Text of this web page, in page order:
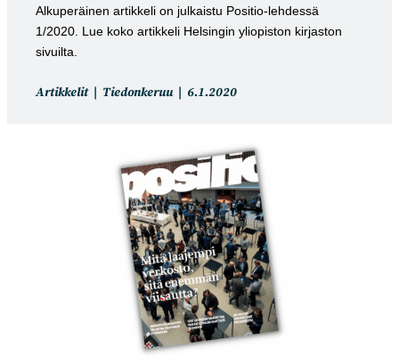
Alkuperäinen artikkeli on julkaistu Positio-lehdessä
1/2020. Lue koko artikkeli Helsingin yliopiston kirjaston
sivuilta.
Artikkelin
Artikkelit Tiedonkeruu
Artikkeli
6.1.2020